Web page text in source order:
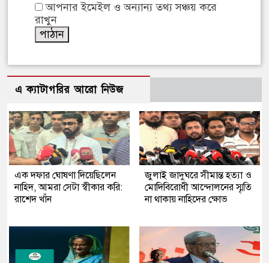
আপনার ইমেইল ও অন্যান্য তথ্য সঞ্চয় করে
রাখুন
এ ক্যাটাগরির আরো নিউজ
এক দফার ঘোষণা দিয়েছিলেন
নাহিদ, আমরা সেটা স্বীকার করি:
রাশেদ খাঁন
জুলাই জাদুঘরে সীমান্ত হত্যা ও
মোদিবিরোধী আন্দোলনের স্মৃতি
না থাকায় নাহিদের ক্ষোভ